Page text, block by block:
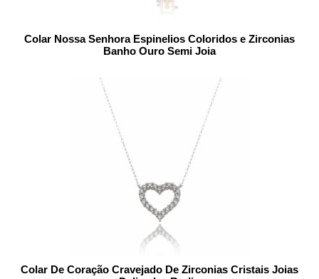
Colar Nossa Senhora Espinelios Coloridos e Zirconias
Banho Ouro Semi Joia
Colar De Coração Cravejado De Zirconias Cristais Joias